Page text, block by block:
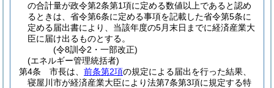
の合計量が政令第2条第1項に定める数値以上であると認め
るときは、省令第6条に定める事項を記載した省令第5条に
定める届出書により、当該年度の5月末日までに経済産業大
臣に届け出るものとする。
(令8訓令2・一部改正)
(エネルギー管理統括者)
第4条
市長は、 前条第2項の規定による届出を行った結果、
寝屋川市が経済産業大臣により法第7条第3項に規定する特